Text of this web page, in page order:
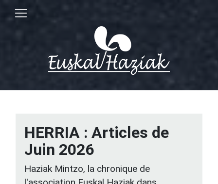
HERRIA : Articles de
Juin 2026
Haziak Mintzo, la chronique de